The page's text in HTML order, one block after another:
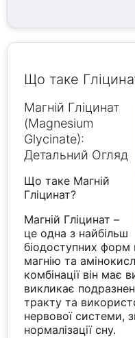
Що таке
Магній Гліцинат
(Magnesium
Glycinate):
Детальний Огляд
Що таке Магній
Гліцинат?
Магній Гліцинат –
це одна з найбільш
біодоступних форм
магнію та
комбінації він має
викликає
тракту та
нервової системи,
нормалізації сну.